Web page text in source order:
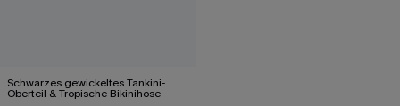
Schwarzes gewickeltes Tankini-
Oberteil & Tropische Bikinihose